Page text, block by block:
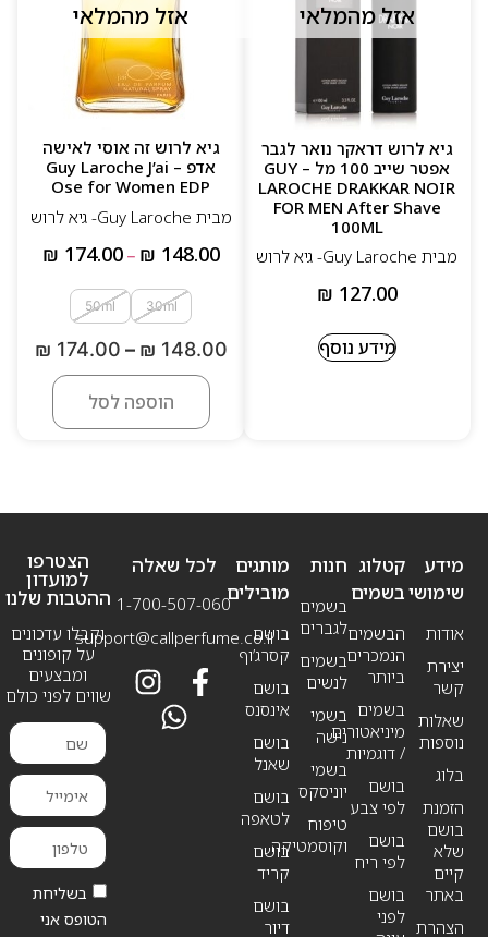
אזל מהמלאי
גיא לרוש דראקר נואר לגבר
אפטר שייב 100 מל – GUY
LAROCHE DRAKKAR NOIR
FOR MEN After Shave
100ML
מבית Guy Laroche- גיא לרוש
₪ 127.00
מידע נוסף
אזל מהמלאי
גיא לרוש זה אוסי לאישה
אדפ – Guy Laroche J’ai
Ose for Women EDP
מבית Guy Laroche- גיא לרוש
₪ 148.00
–
₪ 174.00
30ml
50ml
₪ 148.00
–
₪ 174.00
הוספה לסל
מידע
שימושי
אודות
יצירת
קשר
שאלות
נוספות
בלוג
הזמנת
בושם
שלא
קיים
באתר
הצהרת
חנות
בשמים
לגברים
בשמים
לנשים
בשמי
נישה
בשמי
יוניסקס
טיפוח
וקוסמטיקה
קטלוג
בשמים
הבשמים
הנמכרים
ביותר
בשמים
מיניאטורים
/ דוגמיות
בושם
לפי צבע
בושם
לפי ריח
בושם
לפני
מותגים
מובילים
בושם
קסרג’וף
בושם
אינסנס
בושם
שאנל
בושם
לטאפה
בושם
קריד
בושם
דיור
לכל שאלה
1-700-507-060
support@callperfume.co.il
הצטרפו
למועדון
ההטבות שלנו
וקבלו עדכונים
על קופונים
ומבצעים
שווים לפני כולם
בשליחת
הטופס אני